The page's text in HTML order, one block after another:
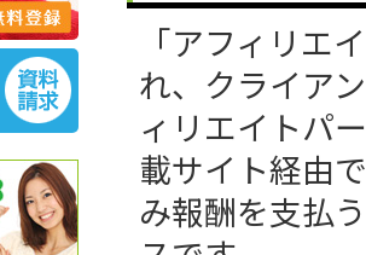
「アフィリエ
れ、クライア
ィリエイトパ
載サイト経由
み報酬を支払